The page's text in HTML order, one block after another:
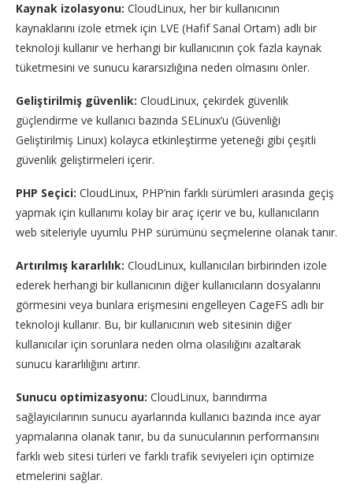
Kaynak izolasyonu: CloudLinux, her bir kullanıcının
kaynaklarını izole etmek için LVE (Hafif Sanal Ortam) adlı bir
teknoloji kullanır ve herhangi bir kullanıcının çok fazla kaynak
tüketmesini ve sunucu kararsızlığına neden olmasını önler.
Geliştirilmiş güvenlik: CloudLinux, çekirdek güvenlik
güçlendirme ve kullanıcı bazında SELinux’u (Güvenliği
Geliştirilmiş Linux) kolayca etkinleştirme yeteneği gibi çeşitli
güvenlik geliştirmeleri içerir.
PHP Seçici: CloudLinux, PHP’nin farklı sürümleri arasında geçiş
yapmak için kullanımı kolay bir araç içerir ve bu, kullanıcıların
web siteleriyle uyumlu PHP sürümünü seçmelerine olanak tanır.
Artırılmış kararlılık: CloudLinux, kullanıcıları birbirinden izole
ederek herhangi bir kullanıcının diğer kullanıcıların dosyalarını
görmesini veya bunlara erişmesini engelleyen CageFS adlı bir
teknoloji kullanır. Bu, bir kullanıcının web sitesinin diğer
kullanıcılar için sorunlara neden olma olasılığını azaltarak
sunucu kararlılığını artırır.
Sunucu optimizasyonu: CloudLinux, barındırma
sağlayıcılarının sunucu ayarlarında kullanıcı bazında ince ayar
yapmalarına olanak tanır, bu da sunucularının performansını
farklı web sitesi türleri ve farklı trafik seviyeleri için optimize
etmelerini sağlar.